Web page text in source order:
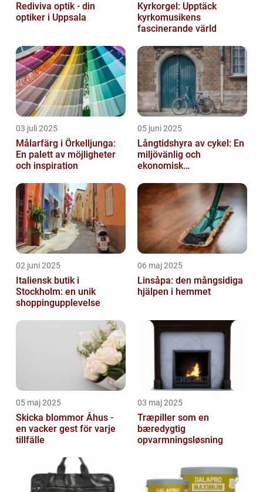
Rediviva optik - din
optiker i Uppsala
Kyrkorgel: Upptäck
kyrkomusikens
fascinerande värld
03 juli 2025
Målarfärg i Örkelljunga:
En palett av möjligheter
och inspiration
05 juni 2025
Långtidshyra av cykel: En
miljövänlig och
ekonomisk
02 juni 2025
Italiensk butik i
Stockholm: en unik
shoppingupplevelse
06 maj 2025
Linsåpa: den mångsidiga
hjälpen i hemmet
05 maj 2025
Skicka blommor Åhus -
en vacker gest för varje
tillfälle
03 maj 2025
Træpiller som en
bæredygtig
opvarmningsløsning